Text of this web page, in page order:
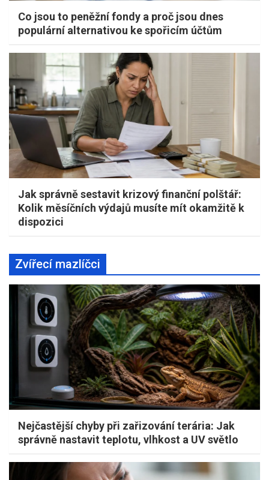
Co jsou to peněžní fondy a proč jsou dnes
populární alternativou ke spořicím účtům
Jak správně sestavit krizový finanční polštář:
Kolik měsíčních výdajů musíte mít okamžitě k
dispozici
Zvířecí mazlíčci
Nejčastější chyby při zařizování terária: Jak
správně nastavit teplotu, vlhkost a UV světlo